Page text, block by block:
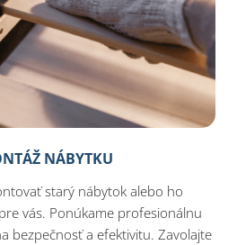
NÁBYTKU
starý nábytok alebo ho
vás. Ponúkame profesionálnu
bezpečnosť a efektivitu. Zavolajte